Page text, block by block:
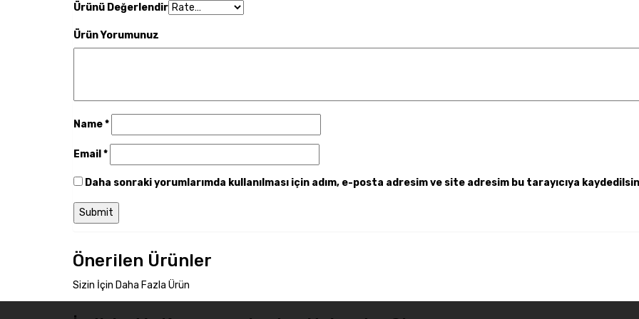
Ürünü Değerlendir
Ürün Yorumunuz
Name*
Email *
Daha sonraki yorumlarımda kullanılması için adım, e-posta adresim ve site adresim bu tarayıcıya
Önerilen Ürünler
Sizin İçin Daha Fazla Ürün